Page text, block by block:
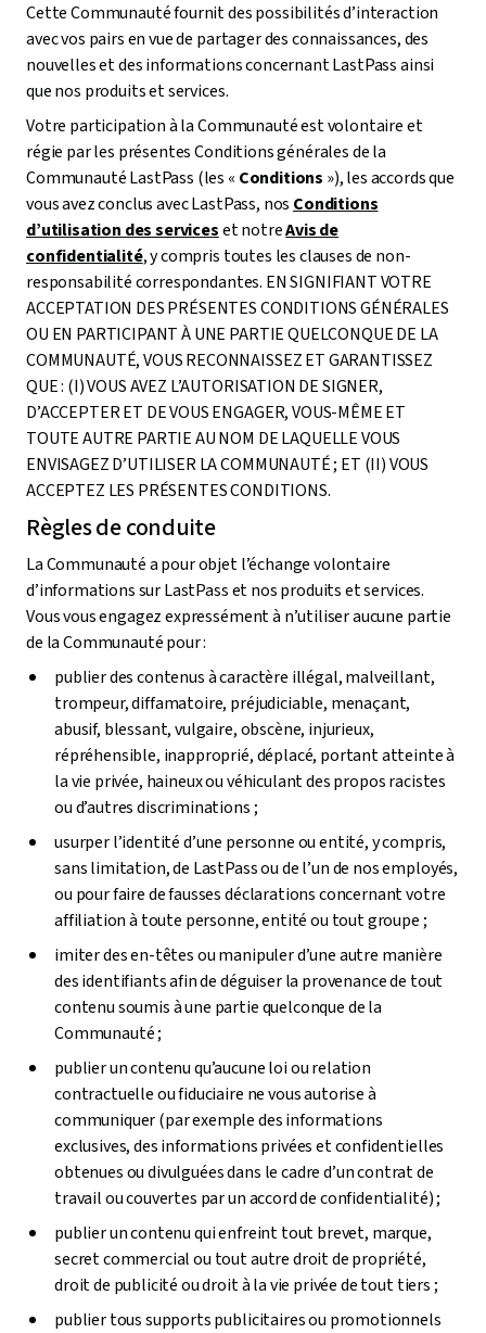
Cette Communauté fournit des possibilités d’interaction
avec vos pairs en vue de partager des connaissances, des
nouvelles et des informations concernant LastPass ainsi
que nos produits et services.
Votre participation à la Communauté est volontaire et
régie par les présentes Conditions générales de la
Communauté LastPass (les « Conditions »), les accords que
vous avez conclus avec LastPass, nos Conditions
d’utilisation des serviceset notreAvis de
confidentialité, y compris toutes les clauses de non-
responsabilité correspondantes. EN SIGNIFIANT VOTRE
ACCEPTATION DES PRÉSENTES CONDITIONS GÉNÉRALES
OU EN PARTICIPANT À UNE PARTIE QUELCONQUE DE LA
COMMUNAUTÉ, VOUS RECONNAISSEZ ET GARANTISSEZ
QUE : (I) VOUS AVEZ L’AUTORISATION DE SIGNER,
D’ACCEPTER ET DE VOUS ENGAGER, VOUS-MÊME ET
TOUTE AUTRE PARTIE AU NOM DE LAQUELLE VOUS
ENVISAGEZ D’UTILISER LA COMMUNAUTÉ ; ET (II) VOUS
ACCEPTEZ LES PRÉSENTES CONDITIONS.
Règles de conduite
La Communauté a pour objet l’échange volontaire
d’informations sur LastPass et nos produits et services.
Vous vous engagez expressément à n’utiliser aucune partie
de la Communauté pour :
publier des contenus à caractère illégal, malveillant,
trompeur, diffamatoire, préjudiciable, menaçant,
abusif, blessant, vulgaire, obscène, injurieux,
répréhensible, inapproprié, déplacé, portant atteinte à
la vie privée, haineux ou véhiculant des propos racistes
ou d’autres discriminations ;
usurper l’identité d’une personne ou entité, y compris,
sans limitation, de LastPass ou de l’un de nos employés,
ou pour faire de fausses déclarations concernant votre
affiliation à toute personne, entité ou tout groupe ;
imiter des en-têtes ou manipuler d’une autre manière
des identifiants afin de déguiser la provenance de tout
contenu soumis à une partie quelconque de la
Communauté ;
publier un contenu qu’aucune loi ou relation
contractuelle ou fiduciaire ne vous autorise à
communiquer (par exemple des informations
exclusives, des informations privées et confidentielles
obtenues ou divulguées dans le cadre d’un contrat de
travail ou couvertes par un accord de confidentialité) ;
publier un contenu qui enfreint tout brevet, marque,
secret commercial ou tout autre droit de propriété,
droit de publicité ou droit à la vie privée de tout tiers ;
publier tous supports publicitaires ou promotionnels